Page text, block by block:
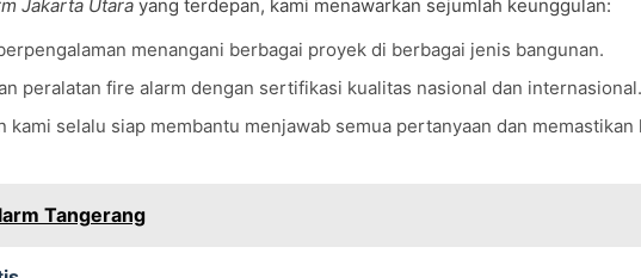
Jakarta Utarayang terdepan, kami menawarkan sejumlah keunggulan:
menangani berbagai proyek di berbagai jenis bangunan.
peralatan fire alarm dengan sertifikasi kualitas nasional dan internasional.
kami selalu siap membantu menjawab semua pertanyaan dan memastikan
Tangerang